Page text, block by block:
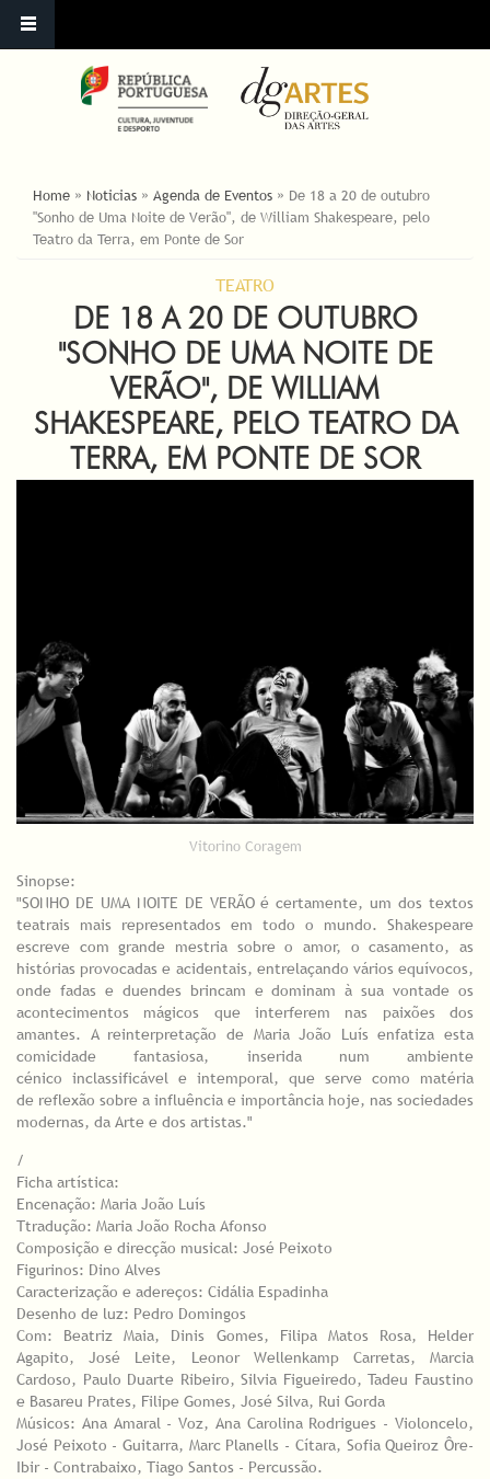
ESTÁ AQUI
Home » Noticias » Agenda de Eventos » De 18 a 20 de outubro
"Sonho de Uma Noite de Verão", de William Shakespeare, pelo
Teatro da Terra, em Ponte de Sor
TEATRO
DE 18 A 20 DE OUTUBRO
"SONHO DE UMA NOITE DE
VERÃO", DE WILLIAM
SHAKESPEARE, PELO TEATRO DA
TERRA, EM PONTE DE SOR
Vitorino Coragem
Sinopse:
"SONHO DE UMA NOITE DE VERÃO é certamente, um dos textos
teatrais mais representados em todo o mundo. Shakespeare
escreve com grande mestria sobre o amor, o casamento, as
histórias provocadas e acidentais, entrelaçando vários equívocos,
onde fadas e duendes brincam e dominam à sua vontade os
acontecimentos mágicos que interferem nas paixões dos
amantes. A reinterpretação de Maria João Luís enfatiza esta
comicidade fantasiosa, inserida num ambiente
cénico inclassificável e intemporal, que serve como matéria
de reflexão sobre a influência e importância hoje, nas sociedades
modernas, da Arte e dos artistas."
/
Ficha artística:
Encenação: Maria João Luís
Ttradução: Maria João Rocha Afonso
Composição e direcção musical: José Peixoto
Figurinos: Dino Alves
Caracterização e adereços: Cidália Espadinha
Desenho de luz: Pedro Domingos
Com: Beatriz Maia, Dinis Gomes, Filipa Matos Rosa, Helder
Agapito, José Leite, Leonor Wellenkamp Carretas, Marcia
Cardoso, Paulo Duarte Ribeiro, Silvia Figueiredo, Tadeu Faustino
e Basareu Prates, Filipe Gomes, José Silva, Rui Gorda
Músicos: Ana Amaral - Voz, Ana Carolina Rodrigues - Violoncelo,
José Peixoto - Guitarra, Marc Planells - Cítara, Sofia Queiroz Ôre-
Ibir - Contrabaixo, Tiago Santos - Percussão.